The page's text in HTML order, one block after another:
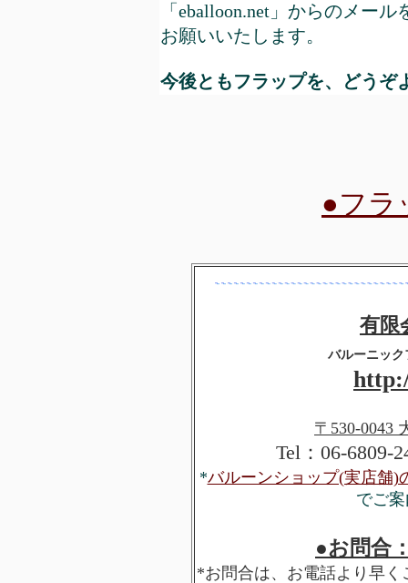
「eballoon.net」からのメー
お願いいたします。
今後ともフラップを、どうぞ
●フラ
有限
バルーニッ
〒530-0043
Tel：06-6809-
*バルーンショップ(実店舗)
でご
●お問合
*お問合は、お電話より早く